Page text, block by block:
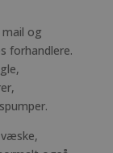
mail og
forhandlere.
væske,